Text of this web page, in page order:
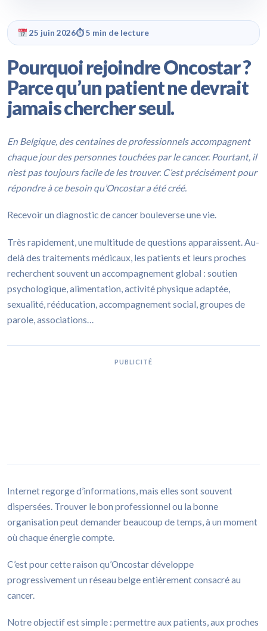
25 juin 2026⏱ 5 min de lecture
Pourquoi rejoindre Oncostar ?
Parce qu’un patient ne devrait
jamais chercher seul.
En Belgique, des centaines de professionnels accompagnent
chaque jour des personnes touchées par le cancer. Pourtant, il
n’est pas toujours facile de les trouver. C’est précisément pour
répondre à ce besoin qu’Oncostar a été créé.
Recevoir un diagnostic de cancer bouleverse une vie.
Très rapidement, une multitude de questions apparaissent. Au-
delà des traitements médicaux, les patients et leurs proches
recherchent souvent un accompagnement global : soutien
psychologique, alimentation, activité physique adaptée,
sexualité, rééducation, accompagnement social, groupes de
parole, associations…
PUBLICITÉ
Internet regorge d’informations, mais elles sont souvent
dispersées. Trouver le bon professionnel ou la bonne
organisation peut demander beaucoup de temps, à un moment
où chaque énergie compte.
C’est pour cette raison qu’Oncostar développe
progressivement un réseau belge entièrement consacré au
cancer.
Notre objectif est simple : permettre aux patients, aux proches